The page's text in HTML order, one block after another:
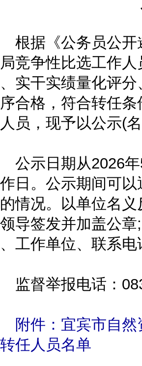
据《公务员公开
竞争性比选工作
实干实绩量化评
合格，符合转任
员，现予以公示(
示日期从2026年
日。公示期间可
情况。以单位名
导签发并加盖公
工作单位、联系
督举报电话：
附件：宜宾市自
任人员名单